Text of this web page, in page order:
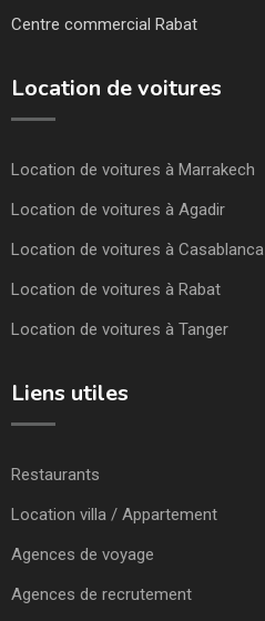
Centre commercial Rabat
Location de voitures
Location de voitures à Marrakech
Location de voitures à Agadir
Location de voitures à Casablanca
Location de voitures à Rabat
Location de voitures à Tanger
Liens utiles
Restaurants
Location villa / Appartement
Agences de voyage
Agences de recrutement